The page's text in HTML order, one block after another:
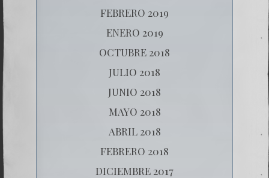
FEBRERO 2019
ENERO 2019
OCTUBRE 2018
JULIO 2018
JUNIO 2018
MAYO 2018
ABRIL 2018
FEBRERO 2018
DICIEMBRE 2017